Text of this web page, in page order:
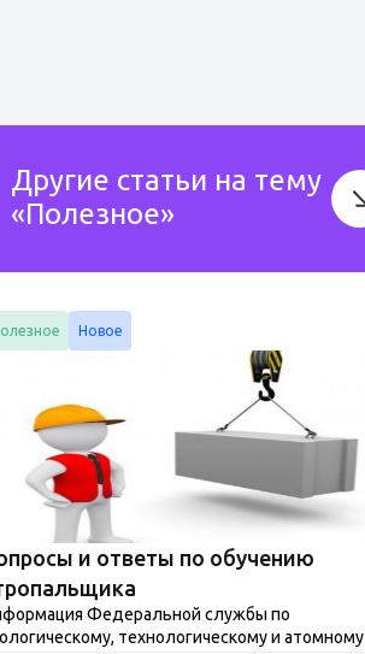
Другие статьи на тему
«Полезное»
Новое
и ответы по обучению
Федеральной службы по
технологическому и атомному